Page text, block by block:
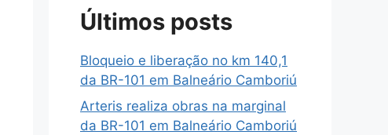
Últimos posts
Bloqueio e liberação no km 140,1
da BR-101 em Balneário Camboriú
Arteris realiza obras na marginal
da BR-101 em Balneário Camboriú